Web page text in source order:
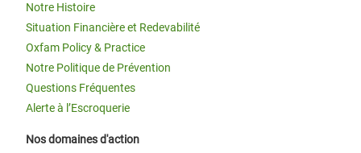
Notre Histoire
Situation Financière et Redevabilité
Oxfam Policy & Practice
Notre Politique de Prévention
Questions Fréquentes
Alerte à l’Escroquerie
Nos domaines d'action